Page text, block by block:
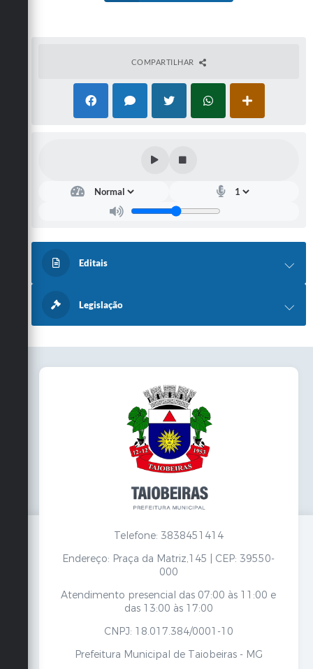
COMPARTILHAR
Editais
Legislação
Telefone: 3838451414
Endereço: Praça da Matriz,145 | CEP: 39550-
000
Atendimento presencial das 07:00 às 11:00 e
das 13:00 às 17:00
CNPJ: 18.017.384/0001-10
Prefeitura Municipal de Taiobeiras - MG